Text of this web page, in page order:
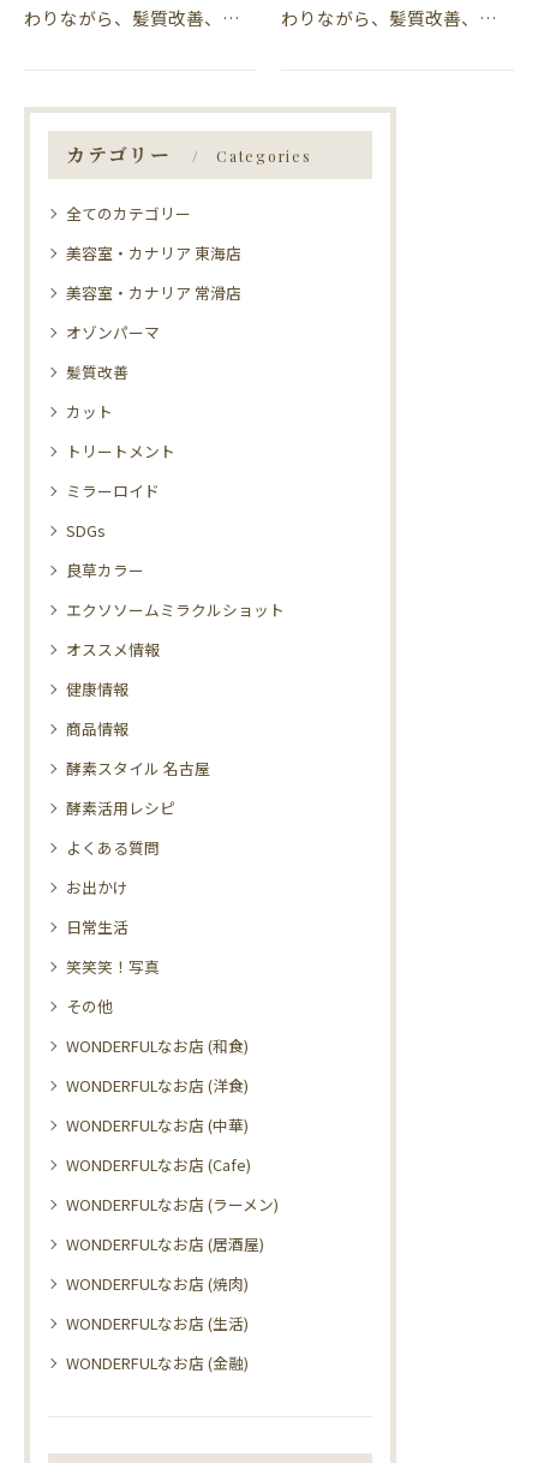
わりながら、髪質改善、髪
る、東海市の美容院、美容
室・カナリアの柴田です。
東海市高横須賀町にある…
わりながら、髪質改善、髪
る、東海市の美容院、美容
室・カナリアの柴田です。
居酒屋『すいか』 カナリ…
カテゴリー Categories
全てのカテゴリー
美容室・カナリア 東海店
美容室・カナリア 常滑店
オゾンパーマ
髪質改善
カット
トリートメント
ミラーロイド
SDGs
良草カラー
エクソソームミラクルショット
オススメ情報
健康情報
商品情報
酵素スタイル 名古屋
酵素活用レシピ
よくある質問
お出かけ
日常生活
笑笑笑！写真
その他
WONDERFULなお店 (和食)
WONDERFULなお店 (洋食)
WONDERFULなお店 (中華)
WONDERFULなお店 (Cafe)
WONDERFULなお店 (ラーメン)
WONDERFULなお店 (居酒屋)
WONDERFULなお店 (焼肉)
WONDERFULなお店 (生活)
WONDERFULなお店 (金融)